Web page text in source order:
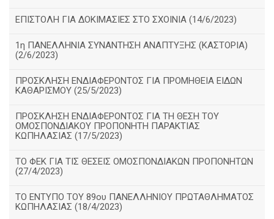
ΕΠΙΣΤΟΛΗ ΓΙΑ ΔΟΚΙΜΑΣΙΕΣ ΣΤΟ ΣΧΟΙΝΙΑ (14/6/2023)
1η ΠΑΝΕΛΛΗΝΙΑ ΣΥΝΑΝΤΗΣΗ ΑΝΑΠΤΥΞΗΣ (ΚΑΣΤΟΡΙΑ)
(2/6/2023)
ΠΡΟΣΚΛΗΣΗ ΕΝΔΙΑΦΕΡΟΝΤΟΣ ΓΙΑ ΠΡΟΜΗΘΕΙΑ ΕΙΔΩΝ
ΚΑΘΑΡΙΣΜΟΥ (25/5/2023)
ΠΡΟΣΚΛΗΣΗ ΕΝΔΙΑΦΕΡΟΝΤΟΣ ΓΙΑ ΤΗ ΘΕΣΗ ΤΟΥ
ΟΜΟΣΠΟΝΔΙΑΚΟΥ ΠΡΟΠΟΝΗΤΗ ΠΑΡΑΚΤΙΑΣ
ΚΩΠΗΛΑΣΙΑΣ (17/5/2023)
ΤΟ ΦΕΚ ΓΙΑ ΤΙΣ ΘΕΣΕΙΣ ΟΜΟΣΠΟΝΔΙΑΚΩΝ ΠΡΟΠΟΝΗΤΩΝ
(27/4/2023)
ΤΟ ΕΝΤΥΠΟ ΤΟΥ 89ου ΠΑΝΕΛΛΗΝΙΟΥ ΠΡΩΤΑΘΛΗΜΑΤΟΣ
ΚΩΠΗΛΑΣΙΑΣ (18/4/2023)